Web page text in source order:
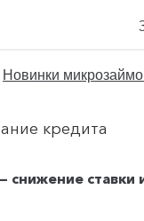
Новинки
кредита
снижение